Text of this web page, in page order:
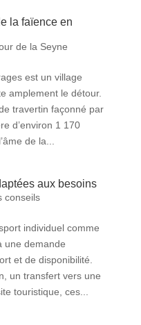
la faïence en
de la Seyne
est un village
amplement le détour.
travertin façonné par
d’environ 1 170
de la...
aux besoins
conseils
individuel comme
une demande
et de disponibilité.
un transfert vers une
touristique, ces...